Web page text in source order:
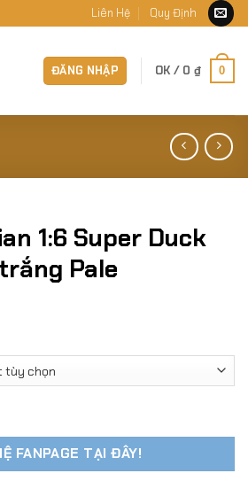
Liên Hệ Quy Định
ĐĂNG NHẬP OK / 0 ₫ 0
1:6 Super Duck
Pale
FANPAGE TẠI ĐÂY!